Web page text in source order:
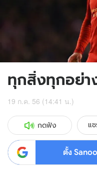
ทุกสิ่งทุกอย่า
19 ก.ค. 56 (14:41 น.)
กดฟัง แ
ตั้ง